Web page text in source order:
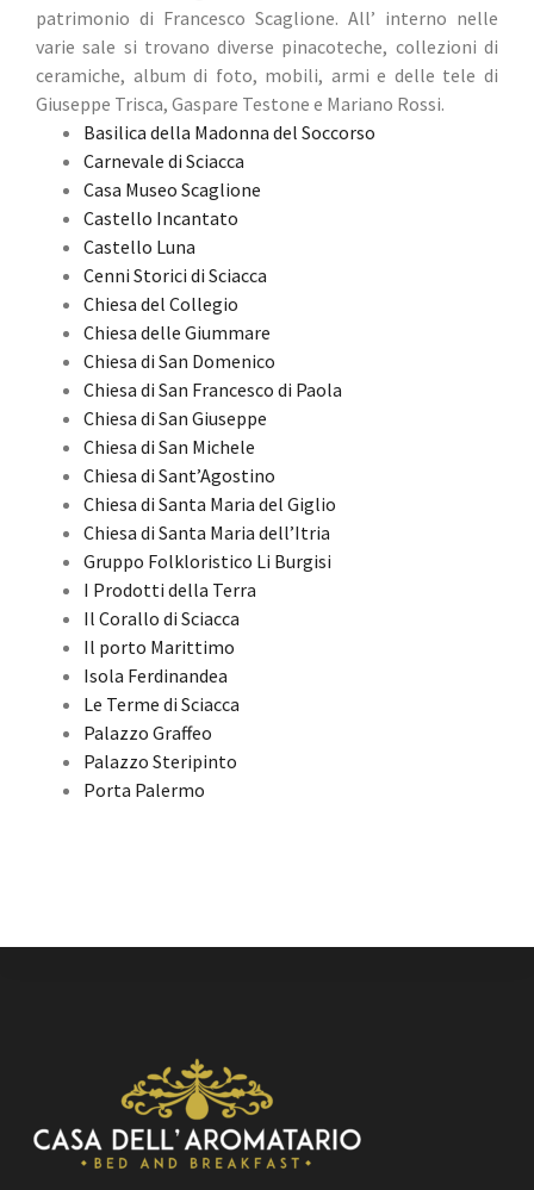
patrimonio di Francesco Scaglione. All’ interno nelle
varie sale si trovano diverse pinacoteche, collezioni di
ceramiche, album di foto, mobili, armi e delle tele di
Giuseppe Trisca, Gaspare Testone e Mariano Rossi.
Basilica della Madonna del Soccorso
Carnevale di Sciacca
Casa Museo Scaglione
Castello Incantato
Castello Luna
Cenni Storici di Sciacca
Chiesa del Collegio
Chiesa delle Giummare
Chiesa di San Domenico
Chiesa di San Francesco di Paola
Chiesa di San Giuseppe
Chiesa di San Michele
Chiesa di Sant’Agostino
Chiesa di Santa Maria del Giglio
Chiesa di Santa Maria dell’Itria
Gruppo Folkloristico Li Burgisi
I Prodotti della Terra
Il Corallo di Sciacca
Il porto Marittimo
Isola Ferdinandea
Le Terme di Sciacca
Palazzo Graffeo
Palazzo Steripinto
Porta Palermo